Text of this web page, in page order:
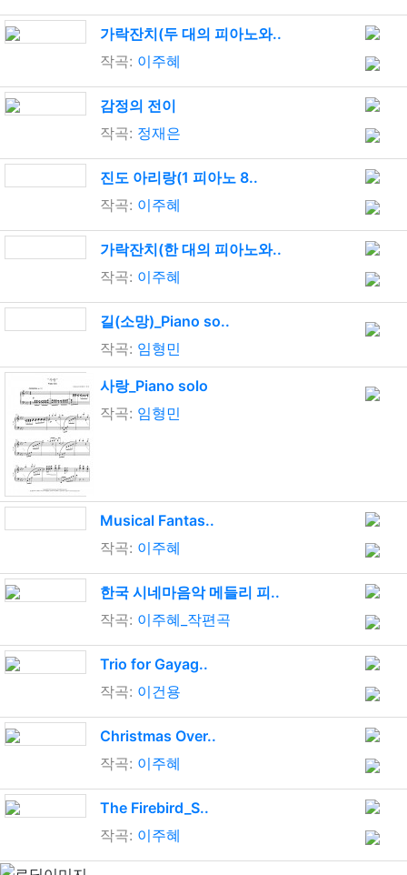
가락잔치(두 대의 피아노와..
작곡: 이주혜
감정의 전이
작곡: 정재은
진도 아리랑(1 피아노 8..
작곡: 이주혜
가락잔치(한 대의 피아노와..
작곡: 이주혜
길(소망)_Piano so..
작곡: 임형민
사랑_Piano solo
작곡: 임형민
Musical Fantas..
작곡: 이주혜
한국 시네마음악 메들리 피..
작곡: 이주혜_작편곡
Trio for Gayag..
작곡: 이건용
Christmas Over..
작곡: 이주혜
The Firebird_S..
작곡: 이주혜